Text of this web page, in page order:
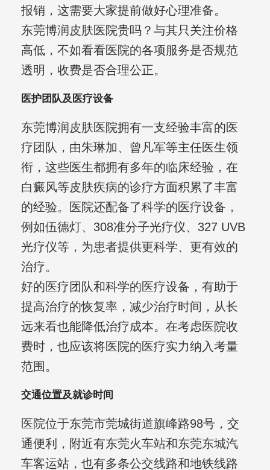
报销，这需要大家提前做好心理准备。
东莞博润皮肤医院贵吗？与其只关注价格
高低，不如看看医院的各项服务是否规范
透明，收费是否合理公正。
医护团队及医疗设备
东莞博润皮肤医院拥有一支经验丰富的医
疗团队，由朱琳加、曾凡军等主任医生领
衔，这些医生都拥有多年的临床经验，在
白癜风等皮肤疾病的诊疗方面积累了丰富
的经验。医院还配备了科学的医疗设备，
例如伍德灯、308准分子光疗仪、327 UVB
光疗仪等，为患者提供更科学、更有效的
治疗。
好的医疗团队和科学的医疗设备，有助于
提高治疗的恢复率，减少治疗时间，从长
远来看也能降低治疗成本。在考虑医院收
费时，也应该将医院的医疗实力纳入考量
范围。
交通位置及就诊时间
医院位于东莞市莞城街道旗峰路98号，交
通便利，附近有东莞火车站和东莞东城汽
车客运站，也有多条公交线路和地铁线路